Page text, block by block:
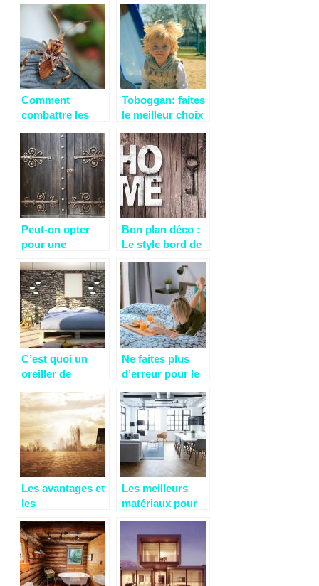
quelle adresse?
Comment
combattre les
pour de bon ?
Toboggan: faites
le meilleur choix
ici!
Peut-on opter
pour une
matériaux pour
votre portail?
Bon plan déco :
Le style bord de
C’est quoi un
oreiller de
Ne faites plus
d’erreur pour le
matelas!
Les avantages et
les
des maisons
modulaires et
préfabriquées
Les meilleurs
matériaux pour
fenêtre